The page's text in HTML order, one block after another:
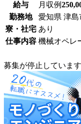
給与 月収例
勤務地
愛知県 津島
寮・社宅 あり
仕事内容 機械オペレ
募集が停止しています